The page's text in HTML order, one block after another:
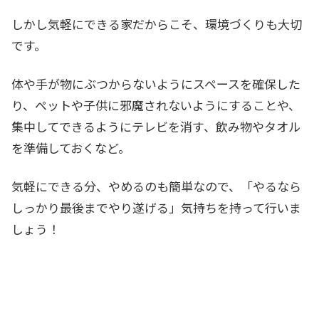
しかし気軽にできる家だからこそ、環境づくりも大切
です。
体や手が物にぶつからないようにスペースを確保した
り、 ペットや子供に邪魔されないようにする ことや、
集中してできるようにテレビを消す、 飲み物やタオル
を準備しておく など。
気軽にできる分、やめるのも簡単なので、「やるなら
しっかり最後までやり遂げる」気持ちを持って行いま
しょう！